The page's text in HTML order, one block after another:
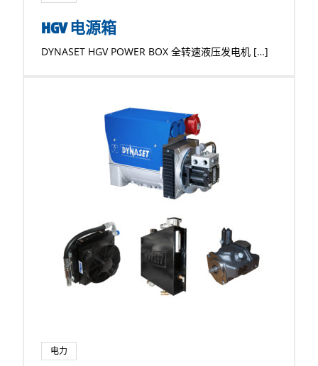
HGV 电源箱
DYNASET HGV POWER BOX 全转速液压发电机 […]
电力